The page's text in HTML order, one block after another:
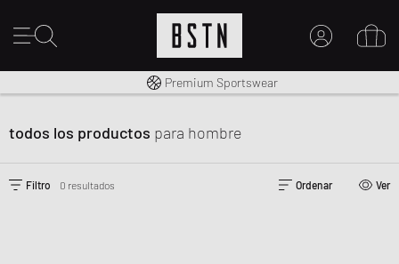
Envío gratuito a España desde € 100
Premium Sportswear
todos los productos para hombre
Filtro 0 resultados Ordenar Ver